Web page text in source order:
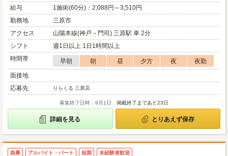
給与
1施術(60分)：2,088円～3,510円
勤務地
三原市
アクセス
山陽本線(神戸－門司) 三原駅 車 2分
シフト
週1日以上 1日1時間以上
時間帯
早朝 朝 昼 夕方 夜
夜勤
面接地
応募先
りらくる 三原店
募集終了日時：9月1日 掲載終了まであと23日
詳細を見る とりあえず保存
急募 アルバイト・パート 短期 未経験者歓迎